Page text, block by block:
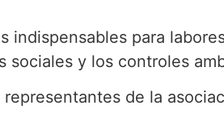
indispensables para
y los controles
de la